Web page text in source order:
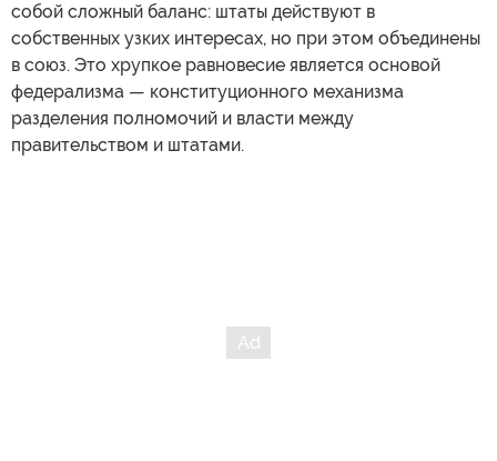
собой сложный баланс: штаты действуют в
собственных узких интересах, но при этом объединены
в союз. Это хрупкое равновесие является основой
федерализма — конституционного механизма
разделения полномочий и власти между
правительством и штатами.